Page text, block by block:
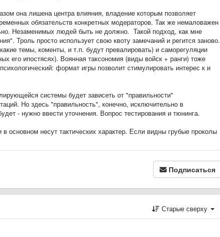
она лишена центра влияния, владение которым позволяет
обязательств конкретных модераторов. Так же немаловажен
Незаменимых людей быть не должно. Такой подход, как мне
Троль просто использует свою квоту замечаний и регится заново.
темы, коменты, и т.п. будут превалировать) и саморегуляции
его ипостясях). Воянная таксономия (виды войск + ранги) тоже
формат игры позволит стимулировать интерес к и
системы будет зависеть от "правильности"
Но здесь "правильность", конечно, исключительно в
- нужно ввести уточнения. Вопрос тестирования и тюнинга.
несут тактических характер. Если видны грубые проколы
Подписаться
Старые сверху